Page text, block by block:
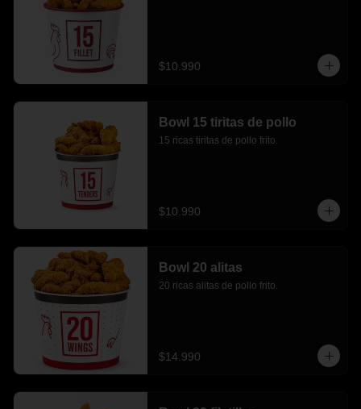
$10.990
Bowl 15 tiritas de pollo
15 ricas tiritas de pollo frito.
$10.990
Bowl 20 alitas
20 ricas alitas de pollo frito.
$14.990